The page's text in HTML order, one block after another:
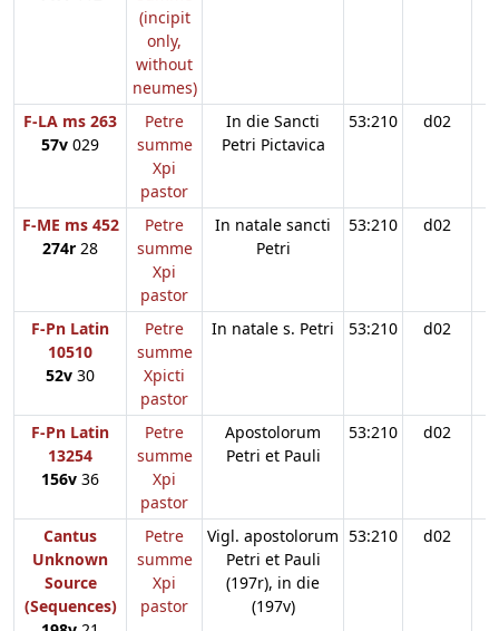
(incipit
only,
without
neumes)
F-LA ms 263
57v 029
Petre
summe
Xpi
pastor
In die Sancti
Petri Pictavica
53:210 d02
F-ME ms 452
274r 28
Petre
summe
Xpi
pastor
In natale sancti
Petri
53:210 d02
F-Pn Latin
10510
52v 30
Petre
summe
Xpicti
pastor
In natale s. Petri 53:210 d02
F-Pn Latin
13254
156v 36
Petre
summe
Xpi
pastor
Apostolorum
Petri et Pauli
53:210 d02
Cantus
Unknown
Source
(Sequences)
Petre
summe
Xpi
pastor
Vigl. apostolorum
Petri et Pauli
(197r), in die
(197v)
53:210 d02